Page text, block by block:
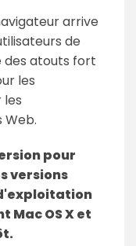
arrive
de
des atouts fort
les
les
pour
versions
Mac OS X et